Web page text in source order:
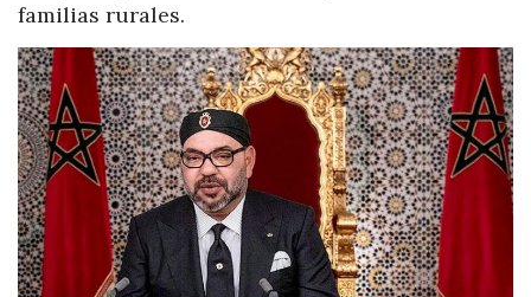
familias rurales.